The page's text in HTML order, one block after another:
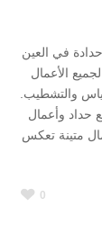
في العين
الأعمال
والتشطيب.
حداد وأعمال
متينة تعكس
0